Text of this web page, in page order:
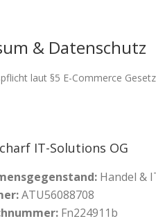
& Datenschutz
laut §5 E-Commerce
IT-Solutions OG
Handel &
ATU56088708
Fn224911b